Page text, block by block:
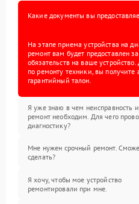
Какие документы вы
На этапе приема устройства на
ремонт вам будет предоставлен
обязательств на ваше
по ремонту техники, вы получите
гарантийный талон.
Я уже знаю в чем неисправность
ремонт необходим. Для чего
диагностику?
Мне нужен срочный ремонт.
сделать?
Я хочу, чтобы мое устройство
ремонтировали при мне.